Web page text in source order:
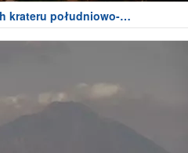
krateru południowo-